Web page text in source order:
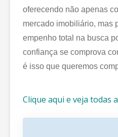
oferecendo não apenas
mercado imobiliário, mas
empenho total na busca
confiança se comprova
é isso que queremos
Clique aqui e veja todas